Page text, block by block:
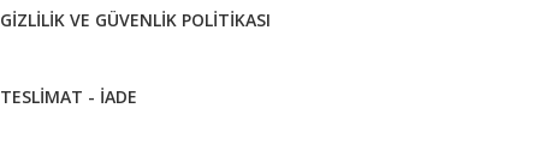
GIZLILIK VE GÜVENLIK POLITIKASI
TESLIMAT - İADE